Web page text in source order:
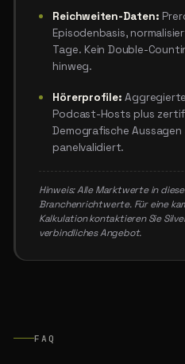
Reichweiten-Daten:
Episodenbasis,
Tage. Kein Double-
hinweg.
Hörerprofile:
Podcast-Hosts plus
Demografische
panelvalidiert.
Hinweis: Alle Marktwerte in
Branchenrichtwerte. Für eine
Kalkulation kontaktieren Sie
verbindliches Angebot.
FAQ